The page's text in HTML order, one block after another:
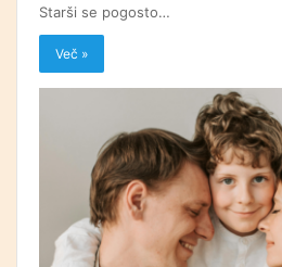
Starši se pogosto…
Več »